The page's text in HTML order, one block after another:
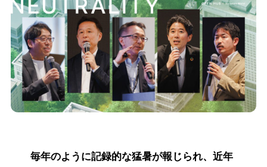
毎年のように記録的な猛暑が報じられ、近年